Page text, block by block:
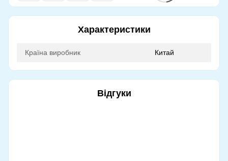
Характеристики
Країна виробник Китай
Відгуки